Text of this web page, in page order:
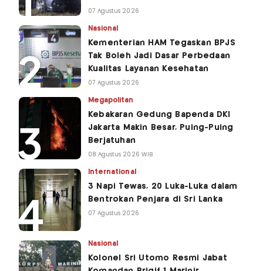
07 Agustus 2026
Nasional
Kementerian HAM Tegaskan BPJS
Tak Boleh Jadi Dasar Perbedaan
Kualitas Layanan Kesehatan
07 Agustus 2026
Megapolitan
Kebakaran Gedung Bapenda DKI
Jakarta Makin Besar, Puing-Puing
Berjatuhan
08 Agustus 2026 WIB
International
3 Napi Tewas, 20 Luka-Luka dalam
Bentrokan Penjara di Sri Lanka
07 Agustus 2026
Nasional
Kolonel Sri Utomo Resmi Jabat